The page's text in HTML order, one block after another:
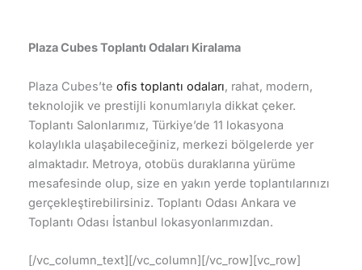
Plaza Cubes Toplantı Odaları Kiralama
Plaza Cubes’te ofis toplantı odaları, rahat, modern,
teknolojik ve prestijli konumlarıyla dikkat çeker.
Toplantı Salonlarımız, Türkiye’de 11 lokasyona
kolaylıkla ulaşabileceğiniz, merkezi bölgelerde yer
almaktadır. Metroya, otobüs duraklarına yürüme
mesafesinde olup, size en yakın yerde toplantılarınızı
gerçekleştirebilirsiniz. Toplantı Odası Ankara ve
Toplantı Odası İstanbul lokasyonlarımızdan.
[/vc_column_text][/vc_column][/vc_row][vc_row]